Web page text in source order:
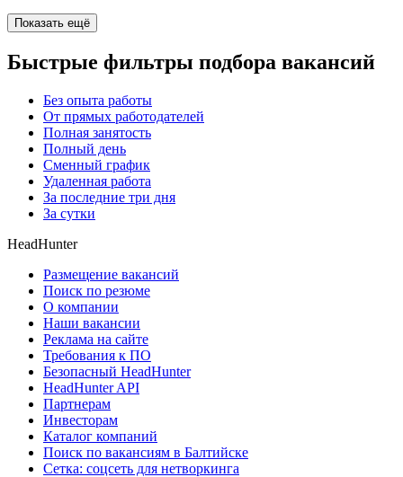
Показать ещё
Быстрые фильтры подбора вакансий
Без опыта работы
От прямых работодателей
Полная занятость
Полный день
Сменный график
Удаленная работа
За последние три дня
За сутки
HeadHunter
Размещение вакансий
Поиск по резюме
О компании
Наши вакансии
Реклама на сайте
Требования к ПО
Безопасный HeadHunter
HeadHunter API
Партнерам
Инвесторам
Каталог компаний
Поиск по вакансиям в Балтийске
Сетка: соцсеть для нетворкинга